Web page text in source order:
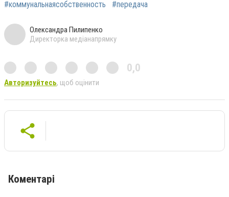
#коммунальнаясобственность
#передача
Олександра Пилипенко
Директорка медіанапрямку
0,0
Авторизуйтесь, щоб оцінити
Коментарі